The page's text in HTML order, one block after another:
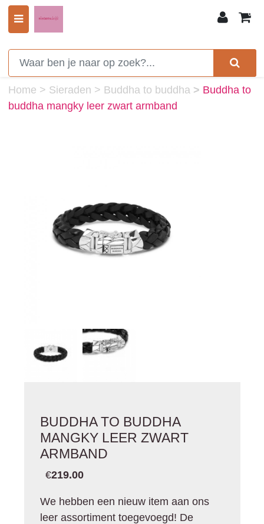
0
Home > Sieraden > Buddha to buddha > Buddha to
buddha mangky leer zwart armband
BUDDHA TO BUDDHA
MANGKY LEER ZWART
ARMBAND
€219.00
We hebben een nieuw item aan ons
leer assortiment toegevoegd! De